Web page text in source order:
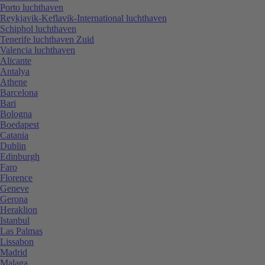
Porto luchthaven
Reykjavik-Keflavik-International luchthaven
Schiphol luchthaven
Tenerife luchthaven Zuid
Valencia luchthaven
Alicante
Antalya
Athene
Barcelona
Bari
Bologna
Boedapest
Catania
Dublin
Edinburgh
Faro
Florence
Geneve
Gerona
Heraklion
Istanbul
Las Palmas
Lissabon
Madrid
Malaga